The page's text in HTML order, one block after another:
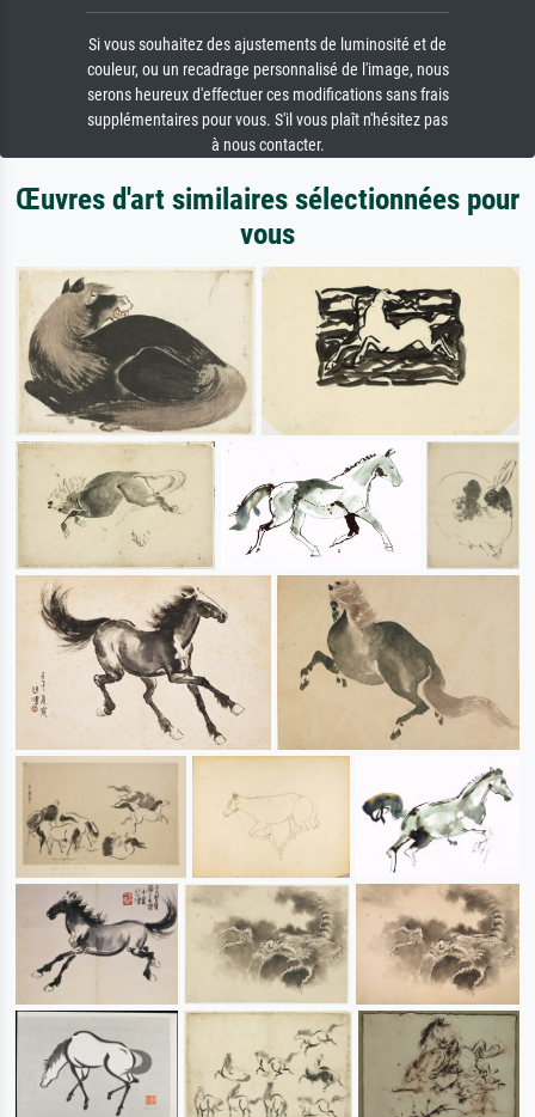
Si vous souhaitez des ajustements de luminosité et de
couleur, ou un recadrage personnalisé de l'image, nous
serons heureux d'effectuer ces modifications sans frais
supplémentaires pour vous. S'il vous plaît n'hésitez pas
à nous contacter.
Œuvres d'art similaires sélectionnées pour
vous